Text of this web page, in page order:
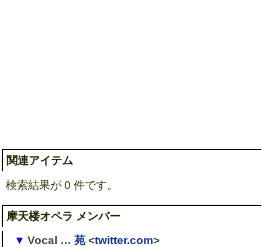
関連アイテム
検索結果が 0 件です。
摩天楼オペラ メンバー
Vocal … 苑<twitter.com>